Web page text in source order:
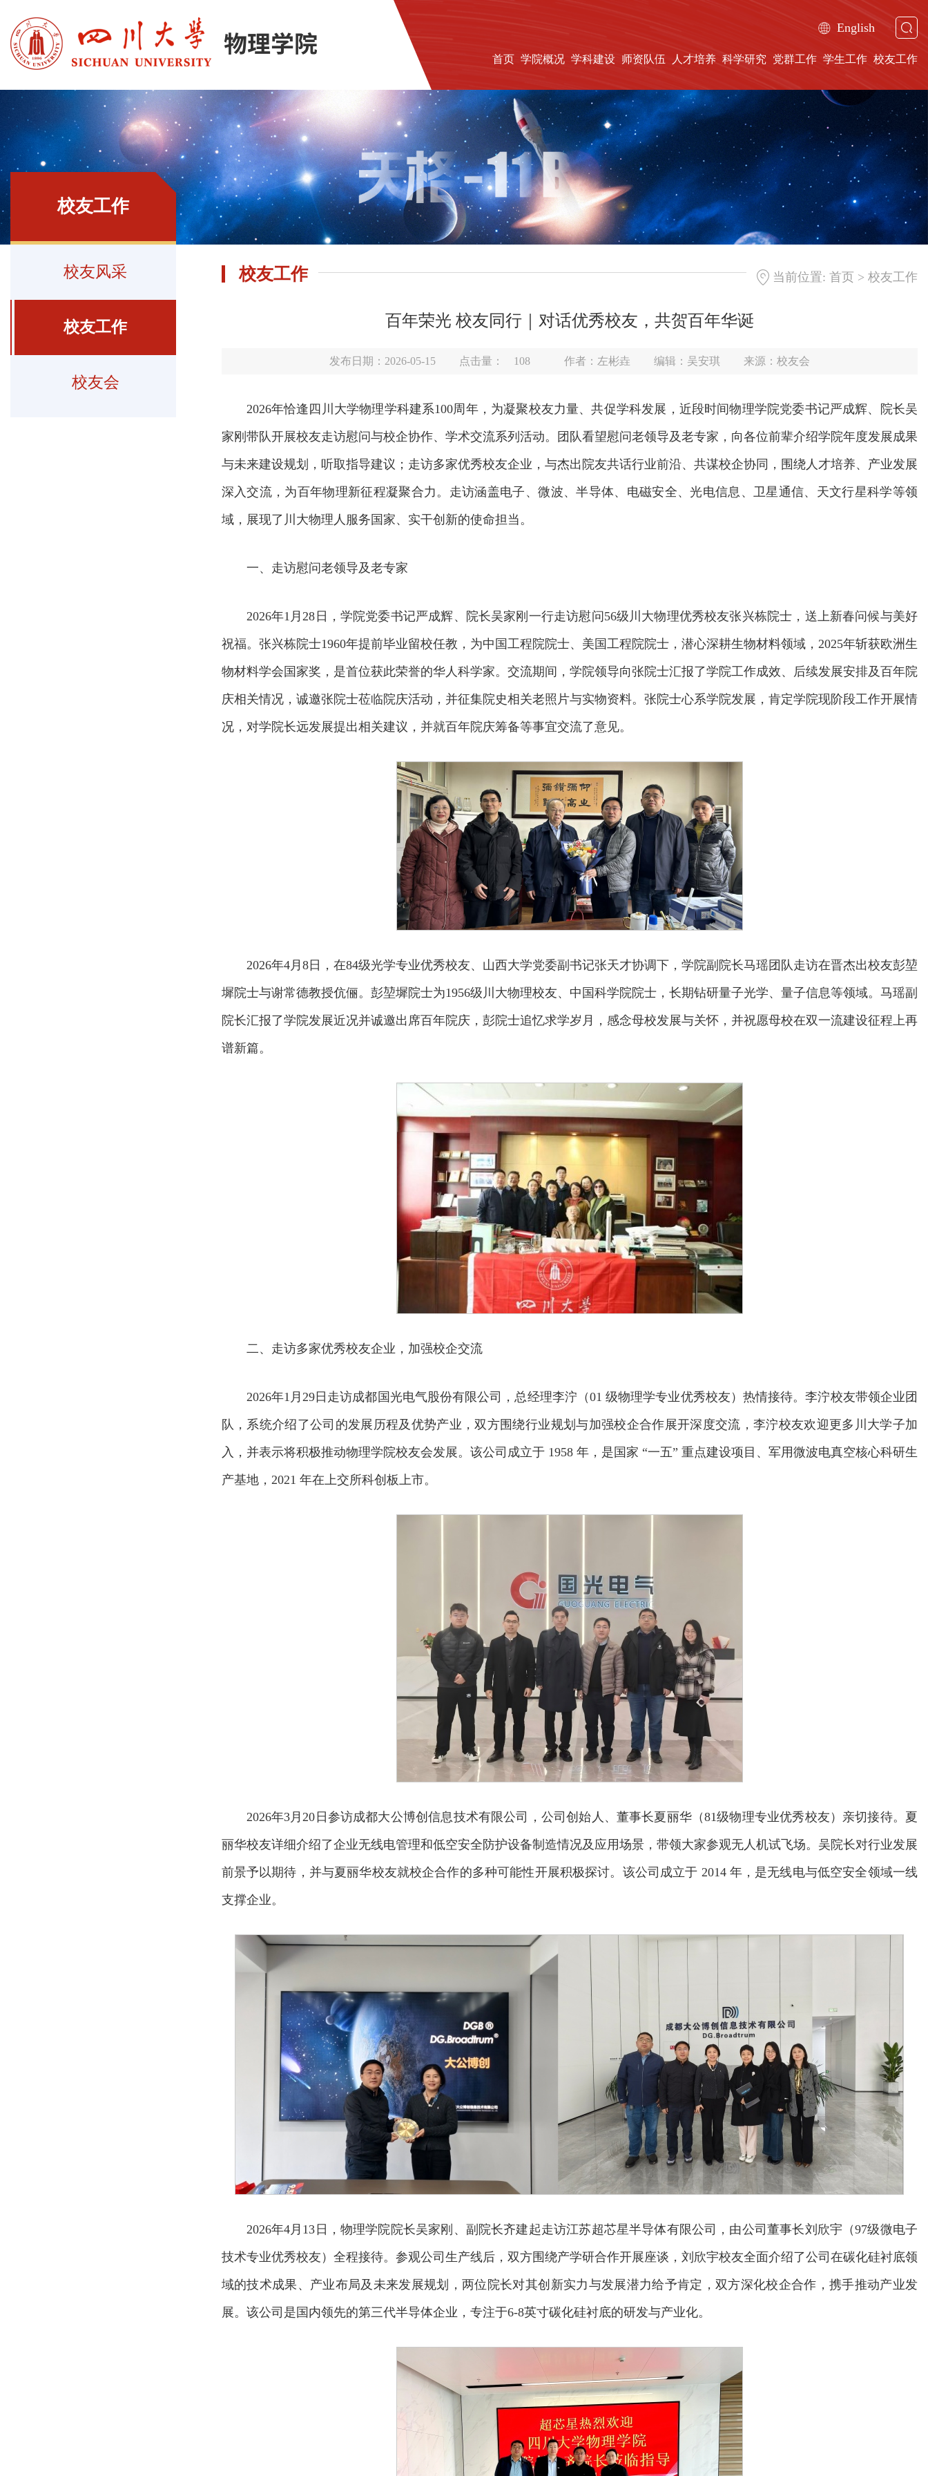
English
首页 学院概况 学科建设 师资队伍 人才培养 科学研究 党群工作 学生工作 校友工作
校友工作
校友风采
校友工作
校友会
校友工作 当前位置: 首页 > 校友工作
百年荣光 校友同行｜对话优秀校友，共贺百年华诞
发布日期：2026-05-15 点击量： 108 作者：左彬垚 编辑：吴安琪 来源：校友会
2026年恰逢四川大学物理学科建系100周年，为凝聚校友力量、共促学科发展，近段时间物理学院党委书记严成辉、院长吴
家刚带队开展校友走访慰问与校企协作、学术交流系列活动。团队看望慰问老领导及老专家，向各位前辈介绍学院年度发展成果
与未来建设规划，听取指导建议；走访多家优秀校友企业，与杰出院友共话行业前沿、共谋校企协同，围绕人才培养、产业发展
深入交流，为百年物理新征程凝聚合力。走访涵盖电子、微波、半导体、电磁安全、光电信息、卫星通信、天文行星科学等领
域，展现了川大物理人服务国家、实干创新的使命担当。
一、走访慰问老领导及老专家
2026年1月28日，学院党委书记严成辉、院长吴家刚一行走访慰问56级川大物理优秀校友张兴栋院士，送上新春问候与美好
祝福。张兴栋院士1960年提前毕业留校任教，为中国工程院院士、美国工程院院士，潜心深耕生物材料领域，2025年斩获欧洲生
物材料学会国家奖，是首位获此荣誉的华人科学家。交流期间，学院领导向张院士汇报了学院工作成效、后续发展安排及百年院
庆相关情况，诚邀张院士莅临院庆活动，并征集院史相关老照片与实物资料。张院士心系学院发展，肯定学院现阶段工作开展情
况，对学院长远发展提出相关建议，并就百年院庆筹备等事宜交流了意见。
2026年4月8日，在84级光学专业优秀校友、山西大学党委副书记张天才协调下，学院副院长马瑶团队走访在晋杰出校友彭堃
墀院士与谢常德教授伉俪。彭堃墀院士为1956级川大物理校友、中国科学院院士，长期钻研量子光学、量子信息等领域。马瑶副
院长汇报了学院发展近况并诚邀出席百年院庆，彭院士追忆求学岁月，感念母校发展与关怀，并祝愿母校在双一流建设征程上再
谱新篇。
二、走访多家优秀校友企业，加强校企交流
2026年1月29日走访成都国光电气股份有限公司，总经理李泞（01 级物理学专业优秀校友）热情接待。李泞校友带领企业团
队，系统介绍了公司的发展历程及优势产业，双方围绕行业规划与加强校企合作展开深度交流，李泞校友欢迎更多川大学子加
入，并表示将积极推动物理学院校友会发展。该公司成立于 1958 年，是国家 “一五” 重点建设项目、军用微波电真空核心科研生
产基地，2021 年在上交所科创板上市。
2026年3月20日参访成都大公博创信息技术有限公司，公司创始人、董事长夏丽华（81级物理专业优秀校友）亲切接待。夏
丽华校友详细介绍了企业无线电管理和低空安全防护设备制造情况及应用场景，带领大家参观无人机试飞场。吴院长对行业发展
前景予以期待，并与夏丽华校友就校企合作的多种可能性开展积极探讨。该公司成立于 2014 年，是无线电与低空安全领域⼀线
支撑企业。
2026年4月13日，物理学院院长吴家刚、副院长齐建起走访江苏超芯星半导体有限公司，由公司董事长刘欣宇（97级微电子
技术专业优秀校友）全程接待。参观公司生产线后，双方围绕产学研合作开展座谈，刘欣宇校友全面介绍了公司在碳化硅衬底领
域的技术成果、产业布局及未来发展规划，两位院长对其创新实力与发展潜力给予肯定，双方深化校企合作，携手推动产业发
展。该公司是国内领先的第三代半导体企业，专注于6-8英寸碳化硅衬底的研发与产业化。